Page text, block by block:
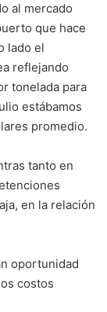
al mercado
que hace
lado el
reflejando
tonelada para
estábamos
promedio.
tanto en
en la relación
oportunidad
costos